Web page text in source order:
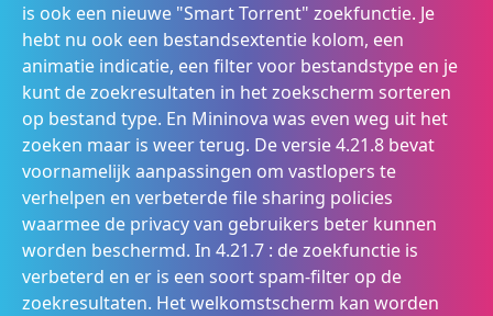
is ook een nieuwe "Smart Torrent" zoekfunctie. Je
hebt nu ook een bestandsextentie kolom, een
animatie indicatie, een filter voor bestandstype en je
kunt de zoekresultaten in het zoekscherm sorteren
op bestand type. En Mininova was even weg uit het
zoeken maar is weer terug. De versie 4.21.8 bevat
voornamelijk aanpassingen om vastlopers te
verhelpen en verbeterde file sharing policies
waarmee de privacy van gebruikers beter kunnen
worden beschermd. In 4.21.7 : de zoekfunctie is
verbeterd en er is een soort spam-filter op de
zoekresultaten. Het welkomstscherm kan worden